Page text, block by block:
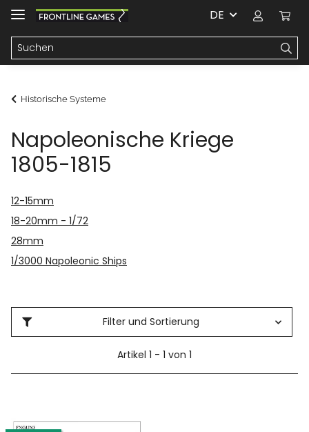
DE
Historische Systeme
Napoleonische Kriege
1805-1815
12-15mm
18-20mm - 1/72
28mm
1/3000 Napoleonic Ships
Filter und Sortierung
Artikel 1 - 1 von 1